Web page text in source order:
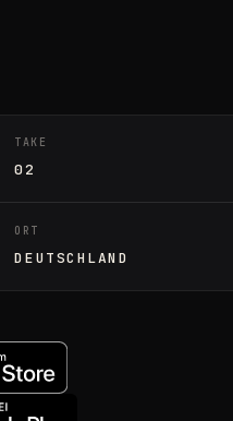
TAKE
02
ORT
DEUTSCHLAND